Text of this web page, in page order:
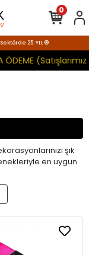
25. YIL 🧿
(Satışlarımız
0
şık
en uygun